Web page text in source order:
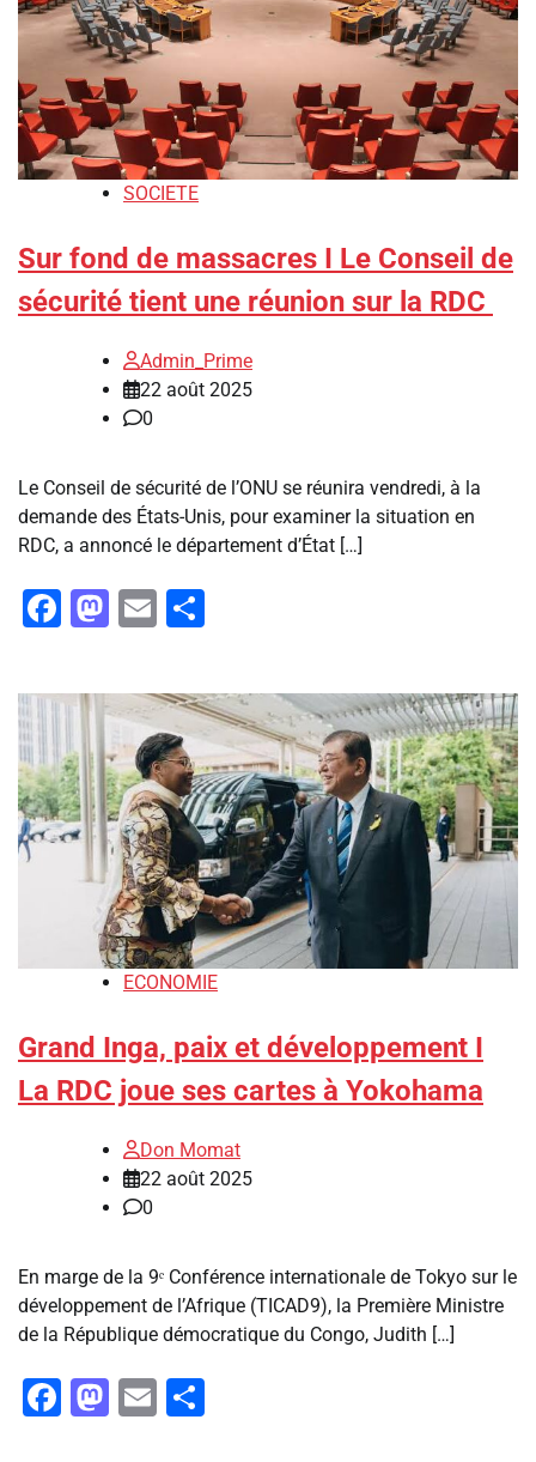
SOCIETE
Sur fond de massacres I Le Conseil de
sécurité tient une réunion sur la RDC
Admin_Prime
22 août 2025
0
Le Conseil de sécurité de l’ONU se réunira vendredi, à la
demande des États-Unis, pour examiner la situation en
RDC, a annoncé le département d’État […]
Facebook
Mastodon
Email
ECONOMIE
Grand Inga, paix et développement I
La RDC joue ses cartes à Yokohama
Don Momat
22 août 2025
0
En marge de la 9ᵉ Conférence internationale de Tokyo sur le
développement de l’Afrique (TICAD9), la Première Ministre
de la République démocratique du Congo, Judith […]
Facebook
Mastodon
Email